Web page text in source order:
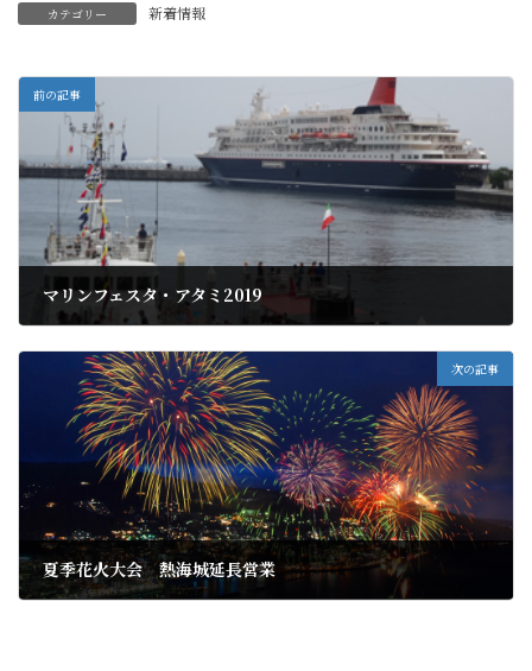
カテゴリー 新着情報
前の記事
マリンフェスタ・アタミ2019
次の記事
夏季花火大会 熱海城延長営業